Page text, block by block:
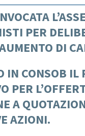
PER
DI
IN CONSOB IL
PER
A
AZIONI.